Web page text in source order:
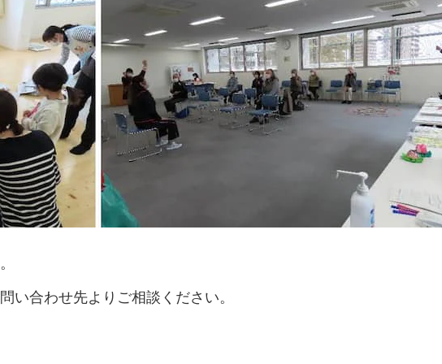
い合わせ先よりご相談ください。